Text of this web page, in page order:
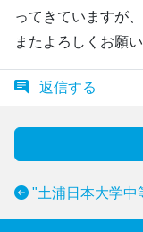
ってきていますが
またよろしくお願い
返信する
"土浦日本大学中